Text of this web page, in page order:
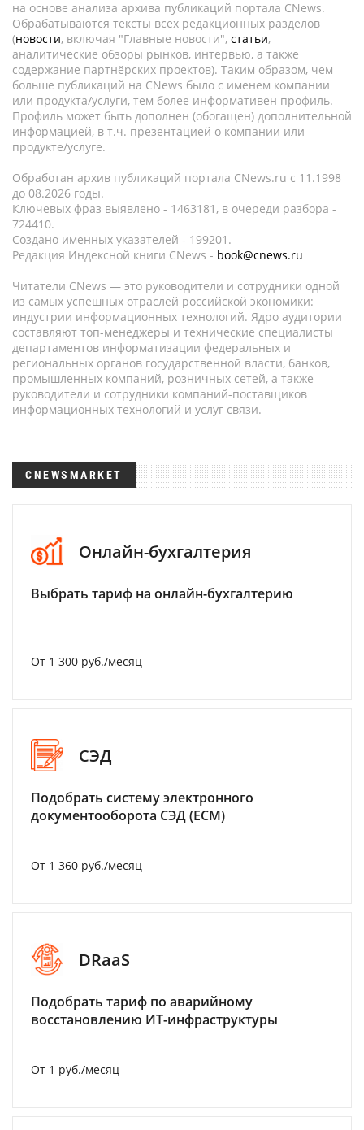
на основе анализа архива публикаций портала CNews.
Обрабатываются тексты всех редакционных разделов
(новости, включая "Главные новости", статьи,
аналитические обзоры рынков, интервью, а также
содержание партнёрских проектов). Таким образом, чем
больше публикаций на CNews было с именем компании
или продукта/услуги, тем более информативен профиль.
Профиль может быть дополнен (обогащен) дополнительной
информацией, в т.ч. презентацией о компании или
продукте/услуге.
Обработан архив публикаций портала CNews.ru c 11.1998
до 08.2026 годы.
Ключевых фраз выявлено - 1463181, в очереди разбора -
724410.
Создано именных указателей - 199201.
Редакция Индексной книги CNews - book@cnews.ru
Читатели CNews — это руководители и сотрудники одной
из самых успешных отраслей российской экономики:
индустрии информационных технологий. Ядро аудитории
составляют топ-менеджеры и технические специалисты
департаментов информатизации федеральных и
региональных органов государственной власти, банков,
промышленных компаний, розничных сетей, а также
руководители и сотрудники компаний-поставщиков
информационных технологий и услуг связи.
CNEWSMARKET
Онлайн-бухгалтерия
Выбрать тариф на онлайн-бухгалтерию
От 1 300 руб./месяц
СЭД
Подобрать систему электронного
документооборота СЭД (ECM)
От 1 360 руб./месяц
DRaaS
Подобрать тариф по аварийному
восстановлению ИТ-инфраструктуры
От 1 руб./месяц